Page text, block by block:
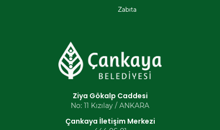
Zabıta
Ziya Gökalp Caddesi
No: 11 Kızılay / ANKARA
Çankaya İletişim Merkezi